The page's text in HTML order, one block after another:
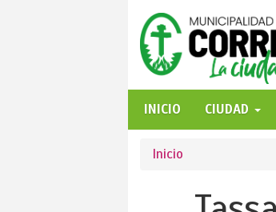
INICIO
CIUDAD
Se
encuentra
Inicio